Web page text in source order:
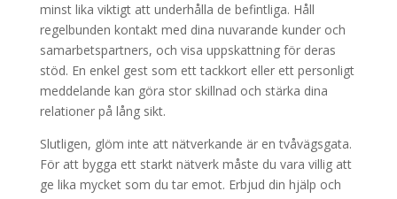
minst lika viktigt att underhålla de befintliga. Håll
regelbunden kontakt med dina nuvarande kunder och
samarbetspartners, och visa uppskattning för deras
stöd. En enkel gest som ett tackkort eller ett personligt
meddelande kan göra stor skillnad och stärka dina
relationer på lång sikt.
Slutligen, glöm inte att nätverkande är en tvåvägsgata.
För att bygga ett starkt nätverk måste du vara villig att
ge lika mycket som du tar emot. Erbjud din hjälp och